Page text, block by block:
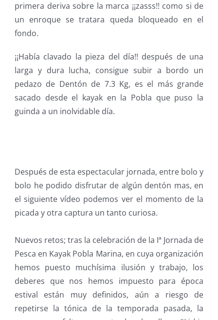
primera deriva sobre la marca ¡¡zasss!! como si de
un enroque se tratara queda bloqueado en el
fondo.
¡¡Había clavado la pieza del día!! después de una
larga y dura lucha, consigue subir a bordo un
pedazo de Dentón de 7.3 Kg, es el más grande
sacado desde el kayak en la Pobla que puso la
guinda a un inolvidable día.
Después de esta espectacular jornada, entre bolo y
bolo he podido disfrutar de algún dentón mas, en
el siguiente vídeo podemos ver el momento de la
picada y otra captura un tanto curiosa.
Nuevos retos; tras la celebración de la Iª Jornada de
Pesca en Kayak Pobla Marina, en cuya organización
hemos puesto muchísima ilusión y trabajo, los
deberes que nos hemos impuesto para época
estival están muy definidos, aún a riesgo de
repetirse la tónica de la temporada pasada, la